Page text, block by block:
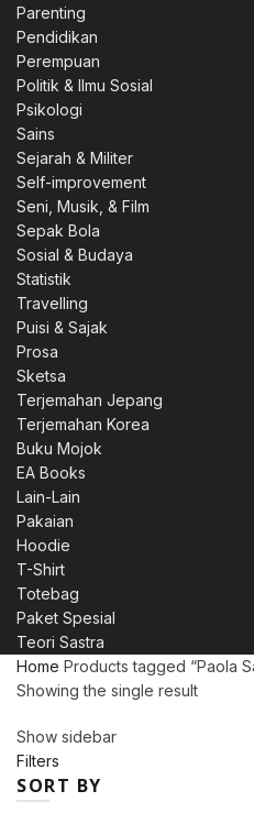
Parenting
Pendidikan
Perempuan
Politik & Ilmu Sosial
Psikologi
Sains
Sejarah & Militer
Self-improvement
Seni, Musik, & Film
Sepak Bola
Sosial & Budaya
Statistik
Travelling
Puisi & Sajak
Prosa
Sketsa
Terjemahan Jepang
Terjemahan Korea
Buku Mojok
EA Books
Lain-Lain
Pakaian
Hoodie
T-Shirt
Totebag
Paket Spesial
Teori Sastra
Home Products tagged “Paola
Showing the single result
Show sidebar
Filters
SORT BY